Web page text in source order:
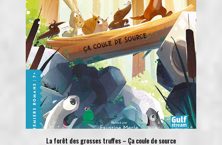
La forêt des grosses truffes – Ça coule de source